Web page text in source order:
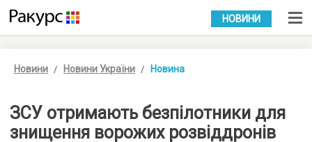
УКР РУС
НОВИНИ
Новини Новини України Новина
ЗСУ отримають безпілотники для
знищення ворожих розвіддронів